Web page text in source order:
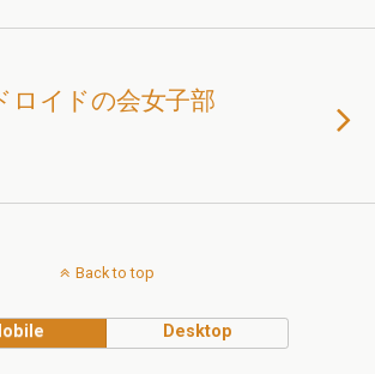
ロイドの会女子部
Back to top
Desktop